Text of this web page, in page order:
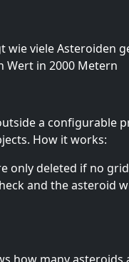
viele Asteroiden
Wert in 2000 Metern
a configurable
How it works:
only deleted if no
and the asteroid